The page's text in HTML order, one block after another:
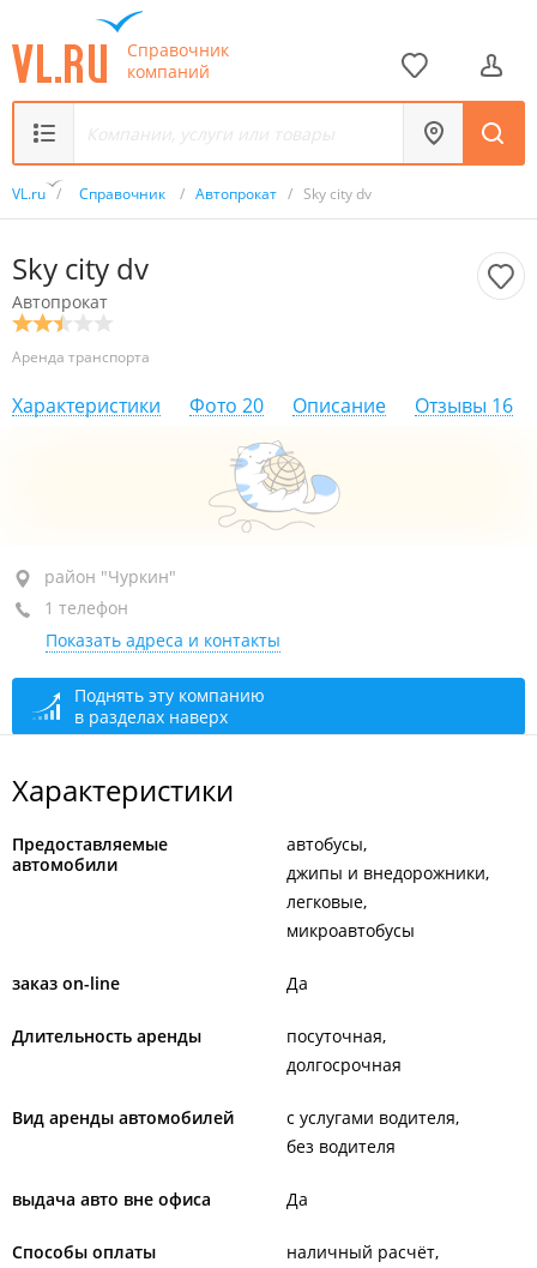
Справочник
компаний
VL.ru / Справочник / Автопрокат / Sky city dv
Sky city dv
Автопрокат
Аренда транспорта
Характеристики Фото 20 Описание Отзывы 16
район "Чуркин", ул. Калинина, 4К
ТЦ "Калинка"
+7 924 008-05-05
сегодня закрыто
район "Чуркин"
1 телефон
Показать адреса и контакты
Поднять эту компанию
в разделах наверх
Характеристики
Предоставляемые
автомобили
автобусы
джипы и внедорожники
легковые
микроавтобусы
заказ on-line Да
Длительность аренды
посуточная
долгосрочная
Вид аренды автомобилей
с услугами водителя
без водителя
выдача авто вне офиса Да
Способы оплаты
наличный расчёт